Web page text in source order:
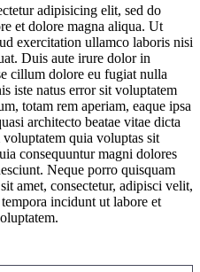
adipisicing elit, sed do
et dolore magna aliqua. Ut
exercitation ullamco laboris nisi
Duis aute irure dolor in
cillum dolore eu fugiat nulla
iste natus error sit voluptatem
totam rem aperiam, eaque ipsa
architecto beatae vitae dicta
quia voluptas sit
consequuntur magni dolores
Neque porro quisquam
amet, consectetur, adipisci velit,
incidunt ut labore et